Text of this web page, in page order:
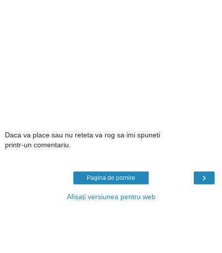
Daca va place sau nu reteta va rog sa imi spuneti
printr-un comentariu.
›
Pagina de pornire
Afișați versiunea pentru web